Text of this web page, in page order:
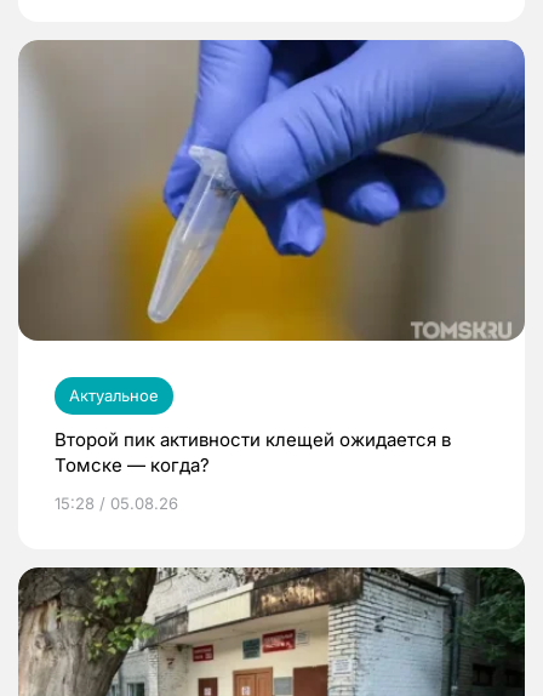
Актуальное
Второй пик активности клещей ожидается в
Томске — когда?
15:28 / 05.08.26